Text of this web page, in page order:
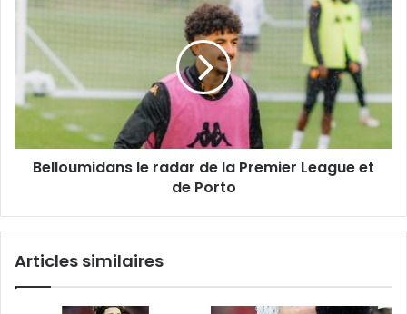
radar
Premier
League
de
PortoBelloumidans le radar de la Premier League et
de Porto
Articles similaires